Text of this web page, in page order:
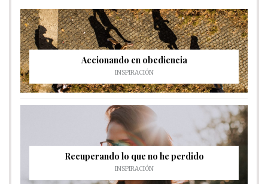
Accionando en obediencia
INSPIRACIÓN
Recuperando lo que no he perdido
INSPIRACIÓN